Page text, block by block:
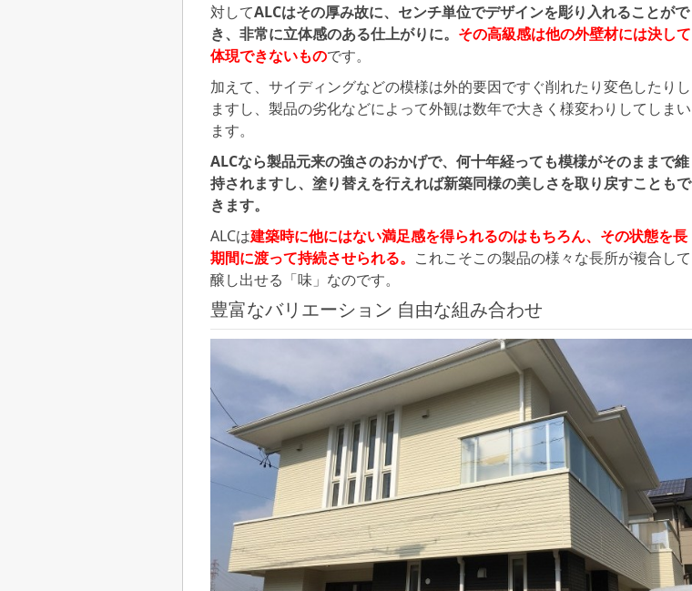
対してALCはその厚み故に、センチ単位でデザインを彫り入れることがで
き、非常に立体感のある仕上がりに。 その高級感は他の外壁材には決して
体現できないものです。
加えて、サイディングなどの模様は外的要因ですぐ削れたり変色したりし
ますし、製品の劣化などによって外観は数年で大きく様変わりしてしまい
ます。
ALCなら製品元来の強さのおかげで、何十年経っても模様がそのままで維
持されますし、塗り替えを行えれば新築同様の美しさを取り戻すこともで
きます。
ALCは建築時に他にはない満足感を得られるのはもちろん、その状態を長
期間に渡って持続させられる。 これこそこの製品の様々な長所が複合して
醸し出せる「味」なのです。
豊富なバリエーション 自由な組み合わせ